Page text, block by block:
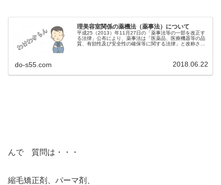
理美容室関係の薬機法（薬事法）について
平成25（2013）年11月27日の「薬事法等の一部を改正す
る法律」公布により、薬事法は「医薬品、医療機器等の品
質、有効性及び安全性の確保等に関する法律」と改称さ
do-s55.com 2018.06.22
んで 質問は・・・
縮毛矯正剤、パーマ剤、